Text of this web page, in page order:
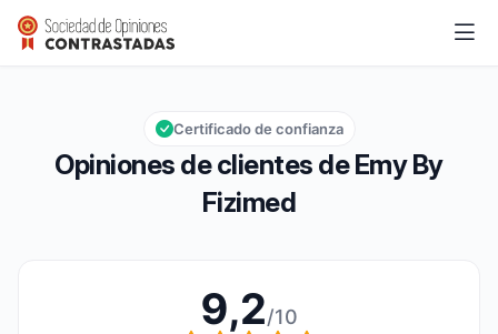
Emy By Fizimed
Calificación global: 9,2 de 10
9,2/10
Opiniones de clientes de Emy By
Fizimed
Certificado de confianza
9,2/10